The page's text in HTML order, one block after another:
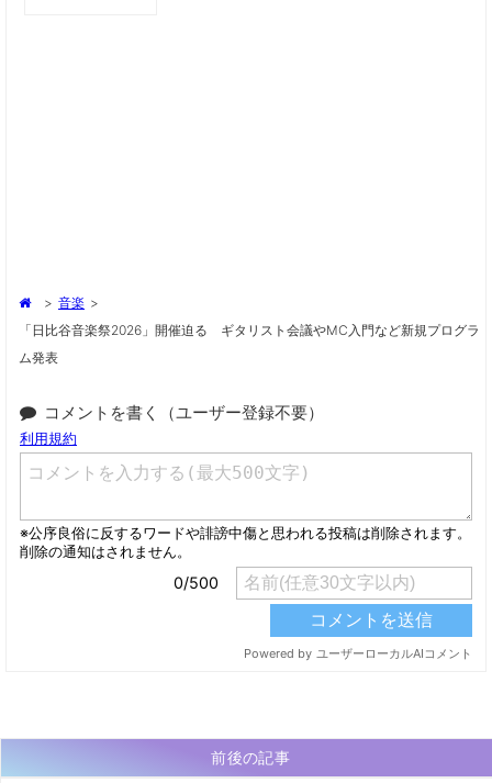
> 音楽 >
「日比谷音楽祭2026」開催迫る ギタリスト会議やMC入門など新規プログラ
ム発表
コメントを書く（ユーザー登録不要）
前後の記事